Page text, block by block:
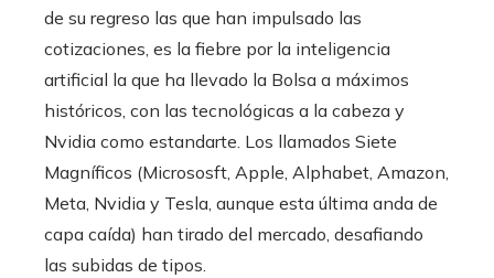
de su regreso las que han impulsado las
cotizaciones, es la fiebre por la inteligencia
artificial la que ha llevado la Bolsa a máximos
históricos, con las tecnológicas a la cabeza y
Nvidia como estandarte. Los llamados Siete
Magníficos (Micrososft, Apple, Alphabet, Amazon,
Meta, Nvidia y Tesla, aunque esta última anda de
capa caída) han tirado del mercado, desafiando
las subidas de tipos.